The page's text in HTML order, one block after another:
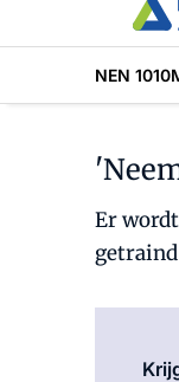
NEN 1010
Er